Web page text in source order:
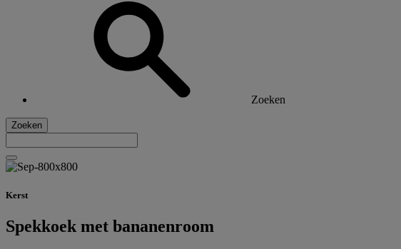
Zoeken
Zoeken
Kerst
Spekkoek met bananenroom